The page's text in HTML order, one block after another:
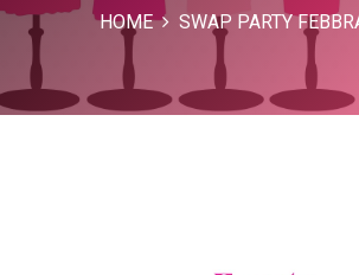
HOME SWAP PARTY